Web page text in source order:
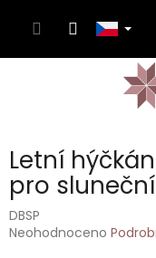
Letní
pro
DBSP
Průměrné
Neohodnoceno